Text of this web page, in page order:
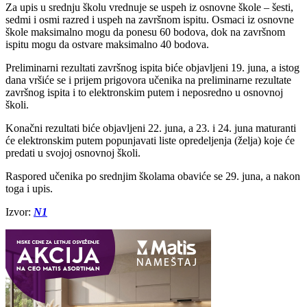
Za upis u srednju školu vrednuje se uspeh iz osnovne škole – šesti,
sedmi i osmi razred i uspeh na završnom ispitu. Osmaci iz osnovne
škole maksimalno mogu da ponesu 60 bodova, dok na završnom
ispitu mogu da ostvare maksimalno 40 bodova.
Preliminarni rezultati završnog ispita biće objavljeni 19. juna, a istog
dana vršiće se i prijem prigovora učenika na preliminarne rezultate
završnog ispita i to elektronskim putem i neposredno u osnovnoj
školi.
Konačni rezultati biće objavljeni 22. juna, a 23. i 24. juna maturanti
će elektronskim putem popunjavati liste opredeljenja (želja) koje će
predati u svojoj osnovnoj školi.
Raspored učenika po srednjim školama obaviće se 29. juna, a nakon
toga i upis.
Izvor: N1